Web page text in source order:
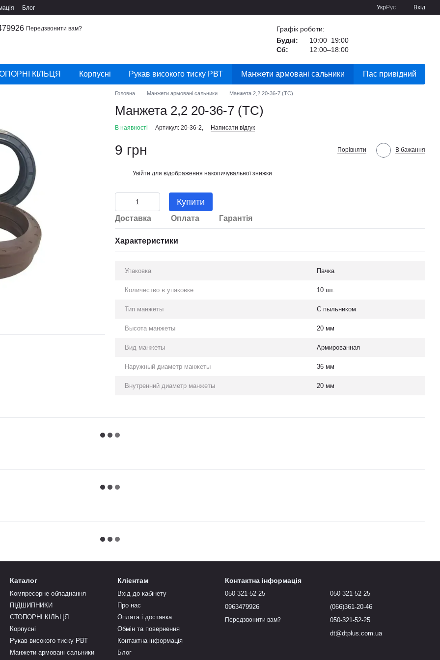
Блог УкрРус Вхід
Передзвонити вам?
Графік роботи:
Будні:
10:00–19:00
Сб:
12:00–18:00
КІЛЬЦЯ Корпусні Рукав високого тиску РВТ Манжети армовані сальники Пас привідний
Головна Манжети армовані сальники Манжета 2,2 20-36-7 (ТС)
Манжета 2,2 20-36-7 (ТС)
В наявності Артикул: 20-36-2, Написати відгук
9 грн Порівняти В бажання
Увійти для відображення накопичувальної знижки
Купити
Доставка Оплата Гарантія
Характеристики
Упаковка Пачка
Количество в упаковке 10 шт.
Тип манжеты С пыльником
Высота манжеты 20 мм
Вид манжеты Армированная
Наружный диаметр манжеты 36 мм
Внутренний диаметр манжеты 20 мм
Каталог
Компресорне обладнання
ПІДШИПНИКИ
СТОПОРНІ КІЛЬЦЯ
Корпусні
Рукав високого тиску РВТ
Манжети армовані сальники
Клієнтам
Вхід до кабінету
Про нас
Оплата і доставка
Обмін та повернення
Контактна інформація
Блог
Контактна інформація
050-321-52-25
0963479926
Передзвонити вам?
050-321-52-25
(066)361-20-46
050-321-52-25
dt@dtplus.com.ua